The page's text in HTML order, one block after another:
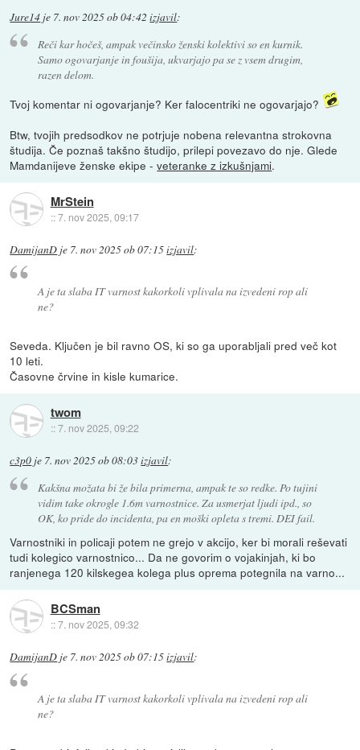
Jure14 je 7. nov 2025 ob 04:42 izjavil:
Reči kar hočeš, ampak večinsko ženski kolektivi so en kurnik.
Samo ogovarjanje in foušija, ukvarjajo pa se z vsem drugim,
razen delom.
Tvoj komentar ni ogovarjanje? Ker falocentriki ne ogovarjajo?
Btw, tvojih predsodkov ne potrjuje nobena relevantna strokovna
študija. Če poznaš takšno študijo, prilepi povezavo do nje. Glede
Mamdanijeve ženske ekipe -veteranke z izkušnjami.
MrStein
::7. nov 2025, 09:17
DamijanD je 7. nov 2025 ob 07:15izjavil:
A je ta slaba IT varnost kakorkoli vplivala na izvedeni rop ali
ne?
Seveda. Ključen je bil ravno OS, ki so ga uporabljali pred več kot
10 leti.
Časovne črvine in kisle kumarice.
twom
::7. nov 2025, 09:22
c3p0 je 7. nov 2025 ob 08:03izjavil:
Kakšna možata bi že bila primerna, ampak te so redke. Po tujini
vidim take okrogle 1.6m varnostnice. Za usmerjat ljudi ipd., so
OK, ko pride do incidenta, pa en moški opleta s tremi. DEI fail.
Varnostniki in policaji potem ne grejo v akcijo, ker bi morali reševati
tudi kolegico varnostnico... Da ne govorim o vojakinjah, ki bo
ranjenega 120 kilskegea kolega plus oprema potegnila na varno...
BCSman
::7. nov 2025, 09:32
DamijanD je 7. nov 2025 ob 07:15izjavil:
A je ta slaba IT varnost kakorkoli vplivala na izvedeni rop ali
ne?